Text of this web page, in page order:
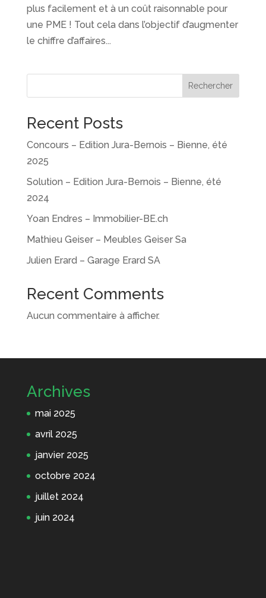
plus facilement et à un coût raisonnable pour
une PME ! Tout cela dans l’objectif d’augmenter
le chiffre d’affaires...
Rechercher
Recent Posts
Concours – Edition Jura-Bernois – Bienne, été
2025
Solution – Edition Jura-Bernois – Bienne, été
2024
Yoan Endres – Immobilier-BE.ch
Mathieu Geiser – Meubles Geiser Sa
Julien Erard – Garage Erard SA
Recent Comments
Aucun commentaire à afficher.
Archives
mai 2025
avril 2025
janvier 2025
octobre 2024
juillet 2024
juin 2024